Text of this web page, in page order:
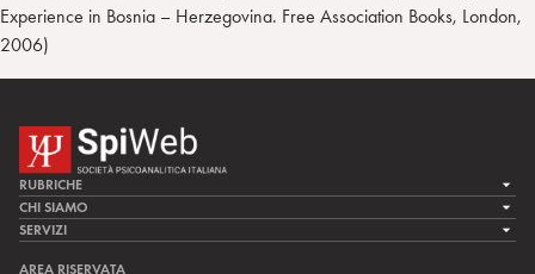
Experience in Bosnia – Herzegovina. Free Association Books, London,
2006)
RUBRICHE
LA CURA
LA RICERCA
CHI SIAMO
LA SPI
TEAM DI SPIWEB
SERVIZI
AREA RISERVATA